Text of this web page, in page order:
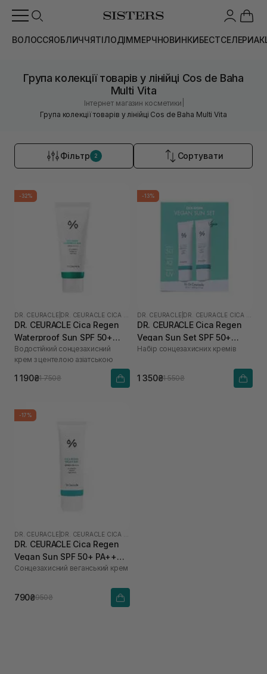
ВОЛОССЯОБЛИЧЧЯТІЛОДІММЕРЧНОВИНКИБЕСТСЕЛЕРИ
Група колекції товарів у лінійці Cos de Baha
Multi Vita
Інтернет магазин косметики
Група колекції товарів у лінійці Cos de Baha Multi Vita
Фільтр 2 Сортувати
-32%
DR. CEURACLE
DR. CEURACLE Cica Regen
Waterproof Sun SPF 50+
PA++++ 100 мл
Водостійкий сонцезахисний
крем з центелою азіатською
1 190₴1 750₴
-13%
DR. CEURACLE
DR. CEURACLE Cica Regen
Vegan Sun Set SPF 50+
PA++++
Набір сонцезахисних кремів
1 350₴1 550₴
-17%
DR. CEURACLE
DR. CEURACLE Cica Regen
Vegan Sun SPF 50+ PA++++
для чутливої шкіри 50 мл
Сонцезахисний веганський крем
790₴950₴